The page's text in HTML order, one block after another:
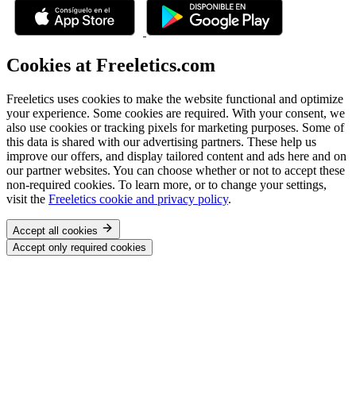
Cookies at Freeletics.com
Freeletics uses cookies to make the website functional and optimize
your experience. Some cookies are required. With your consent, we
also use cookies or tracking pixels for marketing purposes. Some of
this data is shared with our advertising partners. These help us
improve our offers, and display tailored content and ads here and on
our partner websites. You can choose whether or not to accept these
non-required cookies. To learn more, or to change your settings,
visit the Freeletics cookie and privacy policy.
Accept all cookies
Accept only required cookies